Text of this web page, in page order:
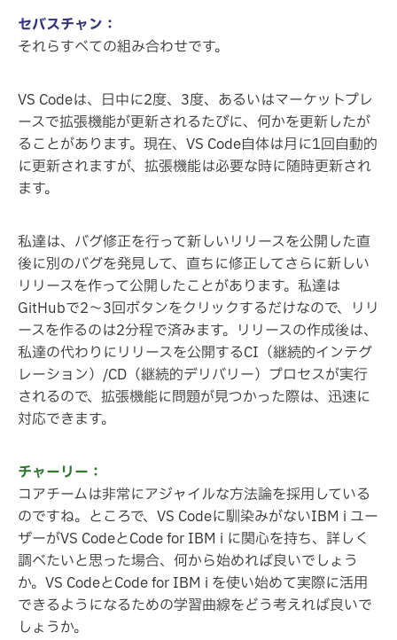
セバスチャン：
それらすべての組み合わせです。
VS Codeは、日中に2度、3度、あるいはマーケットプレ
ースで拡張機能が更新されるたびに、何かを更新したが
ることがあります。現在、VS Code自体は月に1回自動的
に更新されますが、拡張機能は必要な時に随時更新され
ます。
私達は、バグ修正を行って新しいリリースを公開した直
後に別のバグを発見して、直ちに修正してさらに新しい
リリースを作って公開したことがあります。私達は
GitHubで2～3回ボタンをクリックするだけなので、リリ
ースを作るのは2分程で済みます。リリースの作成後は、
私達の代わりにリリースを公開するCI（継続的インテグ
レーション）/CD（継続的デリバリー）プロセスが実行
されるので、拡張機能に問題が見つかった際は、迅速に
対応できます。
チャーリー：
コアチームは非常にアジャイルな方法論を採用している
のですね。ところで、VS Codeに馴染みがないIBM i ユー
ザーがVS CodeとCode for IBM i に関心を持ち、詳しく
調べたいと思った場合、何から始めれば良いでしょう
か。VS CodeとCode for IBM i を使い始めて実際に活用
できるようになるための学習曲線をどう考えれば良いで
しょうか。